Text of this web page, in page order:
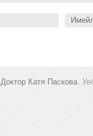
Доктор Катя Паскова.